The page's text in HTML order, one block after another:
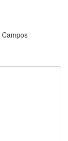
Campos